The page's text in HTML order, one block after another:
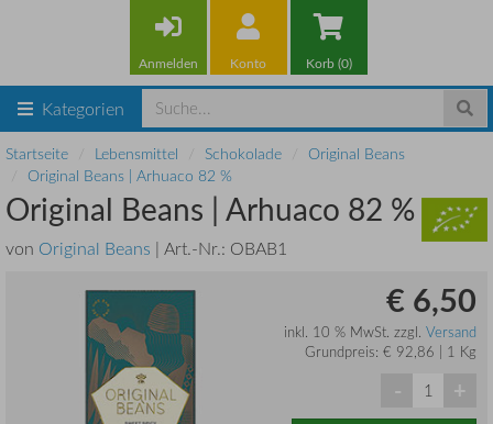
Anmelden Konto Korb (0)
Kategorien
Startseite Lebensmittel Schokolade
Original Beans
Original Beans | Arhuaco 82 %
Original Beans | Arhuaco 82 %
von Original Beans | Art.-Nr.: OBAB1
€ 6,50
inkl. 10 % MwSt. zzgl. Versand
Grundpreis: € 92,86 | 1 Kg
- +